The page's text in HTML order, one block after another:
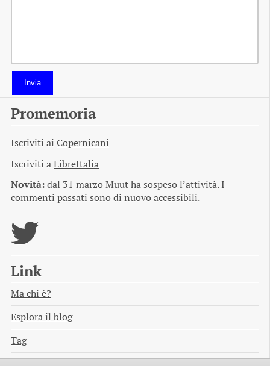
Invia
Promemoria
Iscriviti ai Copernicani
Iscriviti aLibreItalia
Novità:dal 31 marzo Muut ha sospeso l’attività. I
commenti passati sono di nuovo accessibili.
Link
Ma chi è?
Esplora il blog
Tag